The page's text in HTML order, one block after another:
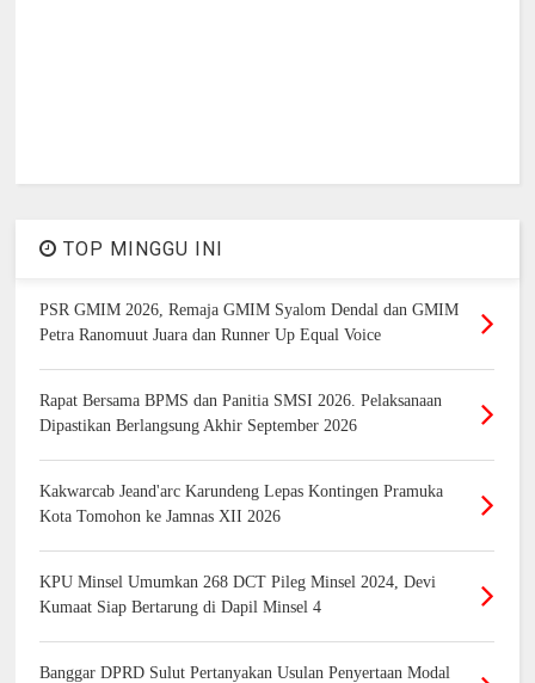
TOP MINGGU INI
PSR GMIM 2026, Remaja GMIM Syalom Dendal dan GMIM
Petra Ranomuut Juara dan Runner Up Equal Voice
Rapat Bersama BPMS dan Panitia SMSI 2026. Pelaksanaan
Dipastikan Berlangsung Akhir September 2026
Kakwarcab Jeand'arc Karundeng Lepas Kontingen Pramuka
Kota Tomohon ke Jamnas XII 2026
KPU Minsel Umumkan 268 DCT Pileg Minsel 2024, Devi
Kumaat Siap Bertarung di Dapil Minsel 4
Banggar DPRD Sulut Pertanyakan Usulan Penyertaan Modal